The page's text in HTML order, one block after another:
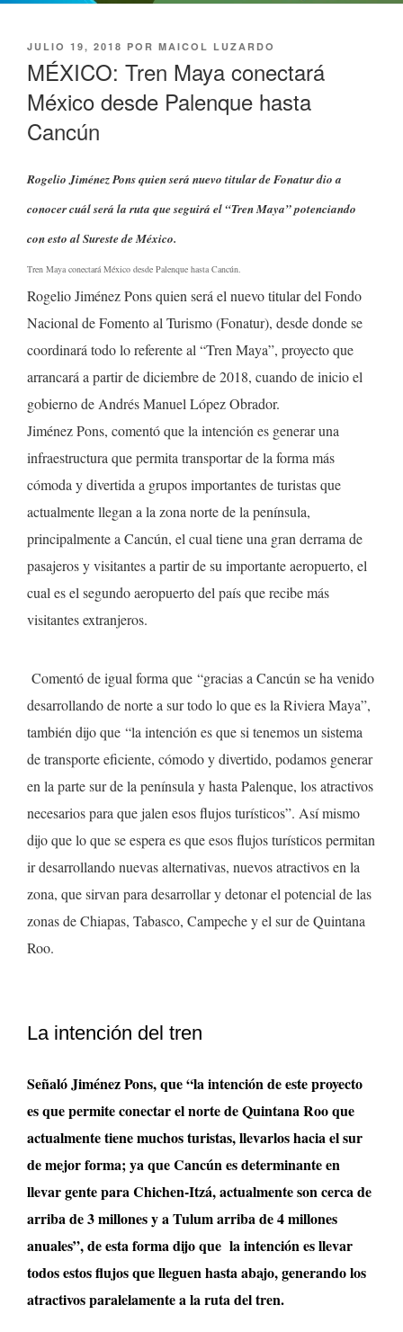
PUBLICADO
JULIO 19, 2018 POR MAICOL LUZARDO
MÉXICO: Tren Maya conectará
México desde Palenque hasta
Cancún
Rogelio Jiménez Pons quien será nuevo titular de Fonatur dio a
conocer cuál será la ruta que seguirá el “Tren Maya” potenciando
con esto al Sureste de México.
Tren Maya conectará México desde Palenque hasta Cancún.
Rogelio Jiménez Pons quien será el nuevo titular del Fondo
Nacional de Fomento al Turismo (Fonatur), desde donde se
coordinará todo lo referente al “Tren Maya”, proyecto que
arrancará a partir de diciembre de 2018, cuando de inicio el
gobierno de Andrés Manuel López Obrador.
Jiménez Pons, comentó que la intención es generar una
infraestructura que permita transportar de la forma más
cómoda y divertida a grupos importantes de turistas que
actualmente llegan a la zona norte de la península,
principalmente a Cancún, el cual tiene una gran derrama de
pasajeros y visitantes a partir de su importante aeropuerto, el
cual es el segundo aeropuerto del país que recibe más
visitantes extranjeros.
Comentó de igual forma que “gracias a Cancún se ha venido
desarrollando de norte a sur todo lo que es la Riviera Maya”,
también dijo que “la intención es que si tenemos un sistema
de transporte eficiente, cómodo y divertido, podamos generar
en la parte sur de la península y hasta Palenque, los atractivos
necesarios para que jalen esos flujos turísticos”. Así mismo
dijo que lo que se espera es que esos flujos turísticos permitan
ir desarrollando nuevas alternativas, nuevos atractivos en la
zona, que sirvan para desarrollar y detonar el potencial de las
zonas de Chiapas, Tabasco, Campeche y el sur de Quintana
Roo.
La intención del tren
Señaló Jiménez Pons, que “la intención de este proyecto
es que permite conectar el norte de Quintana Roo que
actualmente tiene muchos turistas, llevarlos hacia el sur
de mejor forma; ya que Cancún es determinante en
llevar gente para Chichen-Itzá, actualmente son cerca de
arriba de 3 millones y a Tulum arriba de 4 millones
anuales”, de esta forma dijo que la intención es llevar
todos estos flujos que lleguen hasta abajo, generando los
atractivos paralelamente a la ruta del tren.